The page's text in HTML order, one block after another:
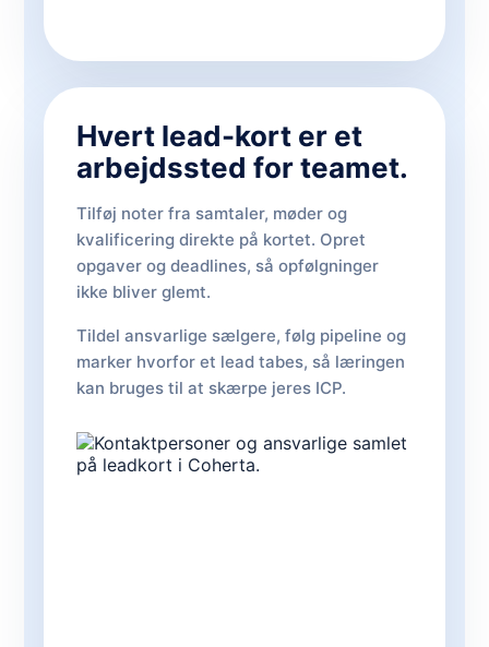
Hvert lead-kort er et
arbejdssted for teamet.
Tilføj noter fra samtaler, møder og
kvalificering direkte på kortet. Opret
opgaver og deadlines, så opfølgninger
ikke bliver glemt.
Tildel ansvarlige sælgere, følg pipeline og
marker hvorfor et lead tabes, så læringen
kan bruges til at skærpe jeres ICP.